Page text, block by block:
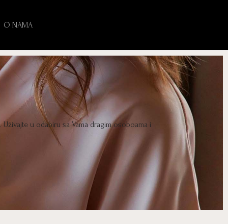
O NAMA
u odabiru sa Vama dragim osoboama i